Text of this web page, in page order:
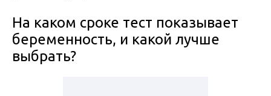
На каком сроке тест показывает
беременность, и какой лучше
выбрать?